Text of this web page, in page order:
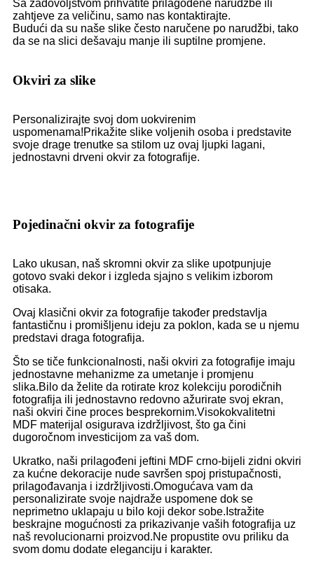
Sa zadovoljstvom prihvatite prilagođene narudžbe ili
zahtjeve za veličinu, samo nas kontaktirajte.
Budući da su naše slike često naručene po narudžbi, tako
da se na slici dešavaju manje ili suptilne promjene.
Okviri za slike
Personalizirajte svoj dom uokvirenim
uspomenama!Prikažite slike voljenih osoba i predstavite
svoje drage trenutke sa stilom uz ovaj ljupki lagani,
jednostavni drveni okvir za fotografije.
Pojedinačni okvir za fotografije
Lako ukusan, naš skromni okvir za slike upotpunjuje
gotovo svaki dekor i izgleda sjajno s velikim izborom
otisaka.
Ovaj klasični okvir za fotografije također predstavlja
fantastičnu i promišljenu ideju za poklon, kada se u njemu
predstavi draga fotografija.
Što se tiče funkcionalnosti, naši okviri za fotografije imaju
jednostavne mehanizme za umetanje i promjenu
slika.Bilo da želite da rotirate kroz kolekciju porodičnih
fotografija ili jednostavno redovno ažurirate svoj ekran,
naši okviri čine proces besprekornim.Visokokvalitetni
MDF materijal osigurava izdržljivost, što ga čini
dugoročnom investicijom za vaš dom.
Ukratko, naši prilagođeni jeftini MDF crno-bijeli zidni okviri
za kućne dekoracije nude savršen spoj pristupačnosti,
prilagođavanja i izdržljivosti.Omogućava vam da
personalizirate svoje najdraže uspomene dok se
neprimetno uklapaju u bilo koji dekor sobe.Istražite
beskrajne mogućnosti za prikazivanje vaših fotografija uz
naš revolucionarni proizvod.Ne propustite ovu priliku da
svom domu dodate eleganciju i karakter.